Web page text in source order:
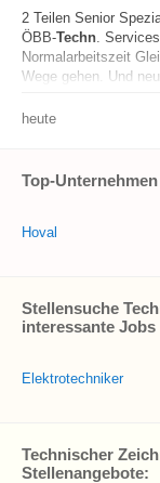
2 Teilen Senior
ÖBB-Techn.
Normalarbeitszeit
Wege gehen. Und
heute
Top-
Hoval
Stellensuche
interessante
Elektrotechniker
Technischer
Stellenangebote: